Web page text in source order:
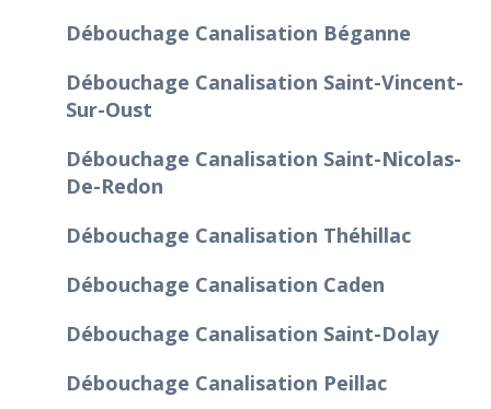
Débouchage Canalisation Béganne
Débouchage Canalisation Saint-Vincent-
Sur-Oust
Débouchage Canalisation Saint-Nicolas-
De-Redon
Débouchage Canalisation Théhillac
Débouchage Canalisation Caden
Débouchage Canalisation Saint-Dolay
Débouchage Canalisation Peillac